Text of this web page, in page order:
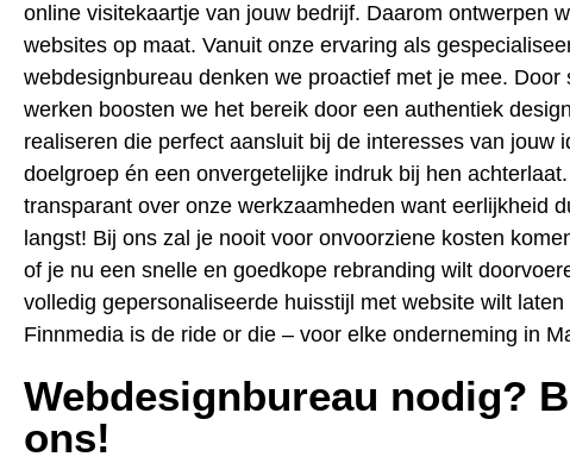
online visitekaartje van jouw bedrijf. Daarom ontwerpen
websites op maat. Vanuit onze ervaring als
webdesignbureau denken we proactief met je mee. Door
werken boosten we het bereik door een authentiek
realiseren die perfect aansluit bij de interesses van jouw
doelgroep én een onvergetelijke indruk bij hen
transparant over onze werkzaamheden want eerlijkheid
langst! Bij ons zal je nooit voor onvoorziene kosten
of je nu een snelle en goedkope rebranding wilt
volledig gepersonaliseerde huisstijl met website wilt laten
Finnmedia is de ride or die – voor elke onderneming in
Webdesignbureau nodig?
ons!